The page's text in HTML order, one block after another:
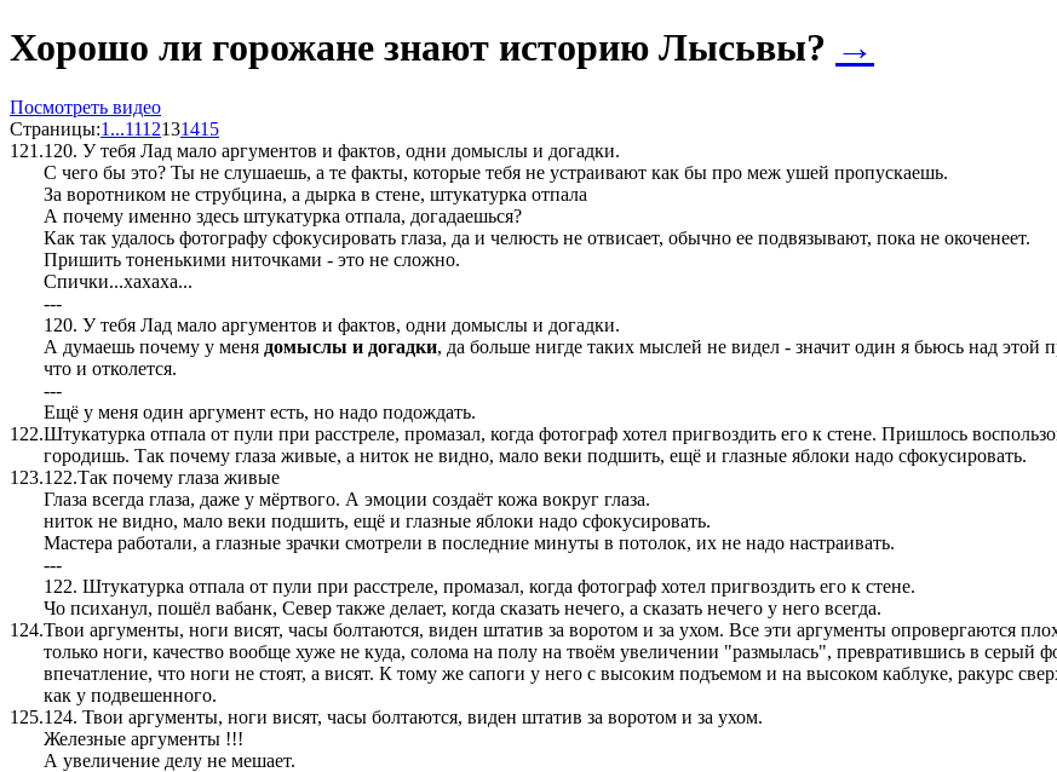
Хорошо ли горожане знают историю Лысьвы? →
Посмотреть видео
Страницы:1 ...1112131415
121.120. У тебя Лад мало аргументов и фактов, одни домыслы и догадки.
С чего бы это? Ты не слушаешь, а те факты, которые тебя не устраивают как бы про меж ушей пропускаешь.
За воротником не струбцина, а дырка в стене, штукатурка отпала
А почему именно здесь штукатурка отпала, догадаешься?
Как так удалось фотографу сфокусировать глаза, да и челюсть не отвисает, обычно ее подвязывают, пока не окоченеет.
Пришить тоненькими ниточками - это не сложно.
Спички...хахаха...
---
120. У тебя Лад мало аргументов и фактов, одни домыслы и догадки.
А думаешь почему у меня домыслы и догадки, да больше нигде таких мыслей не видел - значит один я бьюсь над
что и отколется.
---
Ещё у меня один аргумент есть, но надо подождать.
122.Штукатурка отпала от пули при расстреле, промазал, когда фотограф хотел пригвоздить его к стене. Пришлось
городишь. Так почему глаза живые, а ниток не видно, мало веки подшить, ещё и глазные яблоки надо сфокусировать.
123.122.Так почему глаза живые
Глаза всегда глаза, даже у мёртвого. А эмоции создаёт кожа вокруг глаза.
ниток не видно, мало веки подшить, ещё и глазные яблоки надо сфокусировать.
Мастера работали, а глазные зрачки смотрели в последние минуты в потолок, их не надо настраивать.
---
122. Штукатурка отпала от пули при расстреле, промазал, когда фотограф хотел пригвоздить его к стене.
Чо психанул, пошёл вабанк, Север также делает, когда сказать нечего, а сказать нечего у него всегда.
124.Твои аргументы, ноги висят, часы болтаются, виден штатив за воротом и за ухом. Все эти аргументы опровергаются
только ноги, качество вообще хуже не куда, солома на полу на твоём увеличении "размылась", превратившись в серый
впечатление, что ноги не стоят, а висят. К тому же сапоги у него с высоким подъемом и на высоком каблуке, ракурс
как у подвешенного.
125.124. Твои аргументы, ноги висят, часы болтаются, виден штатив за воротом и за ухом.
Железные аргументы !!!
А увеличение делу не мешает.